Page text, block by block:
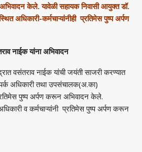
केले. यावेळी सहायक निवासी आयुक्त डॉ.
अधिकारी-कर्मचाऱ्‍यांनीही प्रतिमेस पुष्प अर्पण
नाईक यांना अभिवादन
नाईक यांची जयंती साजरी करण्यात
अधिकारी तथा उपसंचालक(अ.का)
पुष्प अर्पण करून अभिवादन केले.
व कर्मचाऱ्‍यांनी प्रतिमेस पुष्प अर्पण करून